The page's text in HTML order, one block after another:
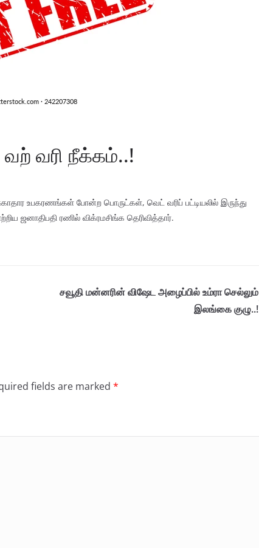
வற் வரி நீக்கம்..!
உபகரணங்கள் போன்ற பொருட்கள், வெட் வரிப் பட்டியலில் இருந்து
ஜனாதிபதி ரணில் விக்ரமசிங்க தெரிவித்தார்.
சவூதி மன்னரின் விஷேட அழைப்பில் உம்ரா செல்லும்
இலங்கை குழு..!
fields are marked *